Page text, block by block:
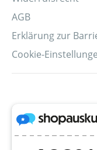
AGB
Erklärung zur
Cookie-